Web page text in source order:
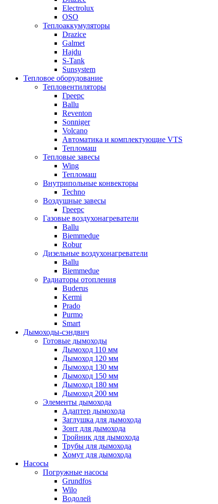
Electrolux
OSO
Теплоаккумуляторы
Drazice
Galmet
Hajdu
S-Tank
Sunsystem
Тепловое оборудование
Тепловентиляторы
Греерс
Ballu
Reventon
Sonniger
Volcano
Автоматика и комплектующие VTS
Тепломаш
Тепловые завесы
Wing
Тепломаш
Внутрипольные конвекторы
Techno
Воздушные завесы
Греерс
Газовые воздухонагреватели
Ballu
Biemmedue
Robur
Дизельные воздухонагреватели
Ballu
Biemmedue
Радиаторы отопления
Buderus
Kermi
Prado
Purmo
Smart
Дымоходы-сэндвич
Готовые дымоходы
Дымоход 110 мм
Дымоход 120 мм
Дымоход 130 мм
Дымоход 150 мм
Дымоход 180 мм
Дымоход 200 мм
Элементы дымохода
Адаптер дымохода
Заглушка для дымохода
Зонт для дымохода
Тройник для дымохода
Трубы для дымохода
Хомут для дымохода
Насосы
Погружные насосы
Grundfos
Wilo
Водолей